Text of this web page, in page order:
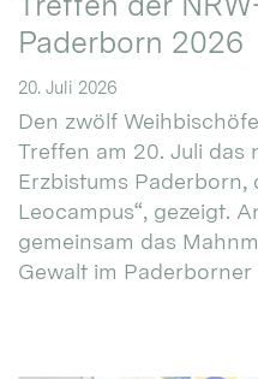
Paderborn 2026
20. Juli 2026
Den zwölf
Treffen am 20. Juli das
Erzbistums Paderborn,
Leocampus“, gezeigt.
gemeinsam das
Gewalt im Paderborner